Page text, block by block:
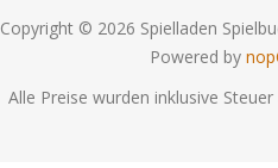
Copyright © 2026 Spielladen
Powered by
Alle Preise wurden inklusive